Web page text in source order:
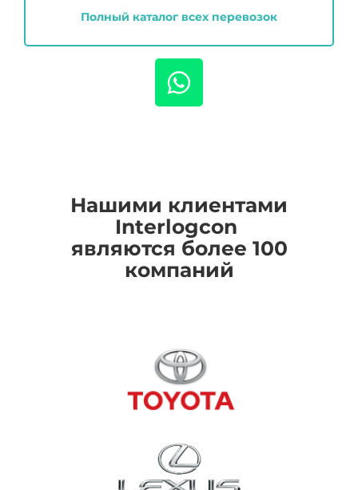
Полный каталог всех перевозок
Нашими клиентами
Interlogcon
являются более 100
компаний